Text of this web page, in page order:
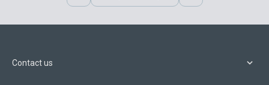
Contact us